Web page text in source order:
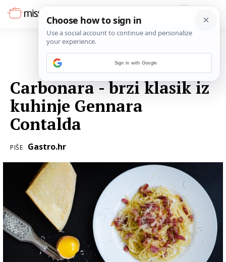
Carbonara - brzi klasik iz
kuhinje Gennara
Contalda
PIŠE Gastro.hr
Sign in with Google